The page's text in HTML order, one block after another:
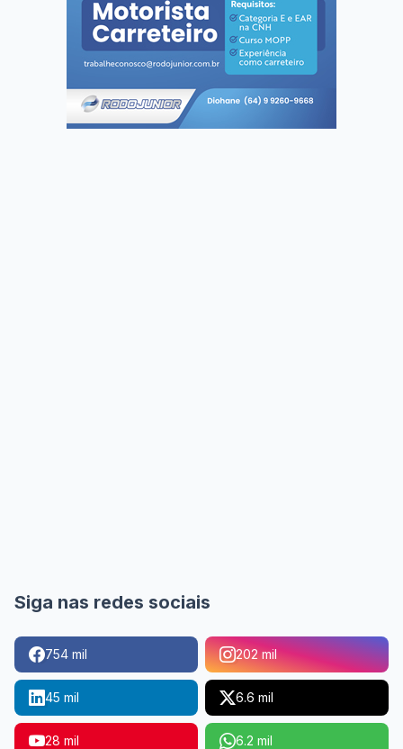
Siga nas redes sociais
754 mil 202 mil
45 mil 6.6 mil
28 mil 6.2 mil